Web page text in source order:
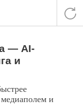
— AI-
и
и